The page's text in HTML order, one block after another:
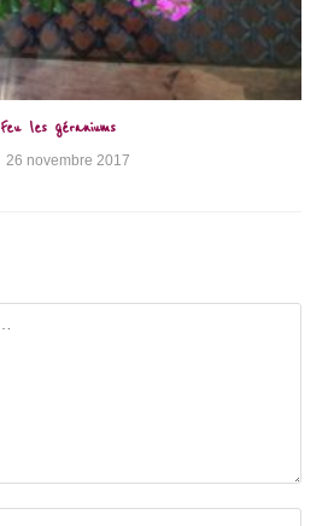
Feu les géraniums
26 novembre 2017